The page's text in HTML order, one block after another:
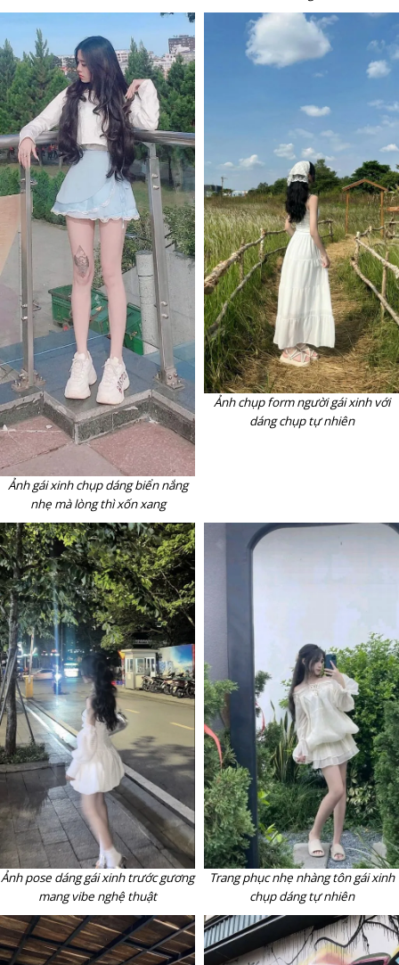
Ảnh gái xinh chụp dáng biển nắng
nhẹ mà lòng thì xốn xang
Ảnh chụp form người gái xinh với
dáng chụp tự nhiên
Ảnh pose dáng gái xinh trước gương
mang vibe nghệ thuật
Trang phục nhẹ nhàng tôn gái xinh
chụp dáng tự nhiên